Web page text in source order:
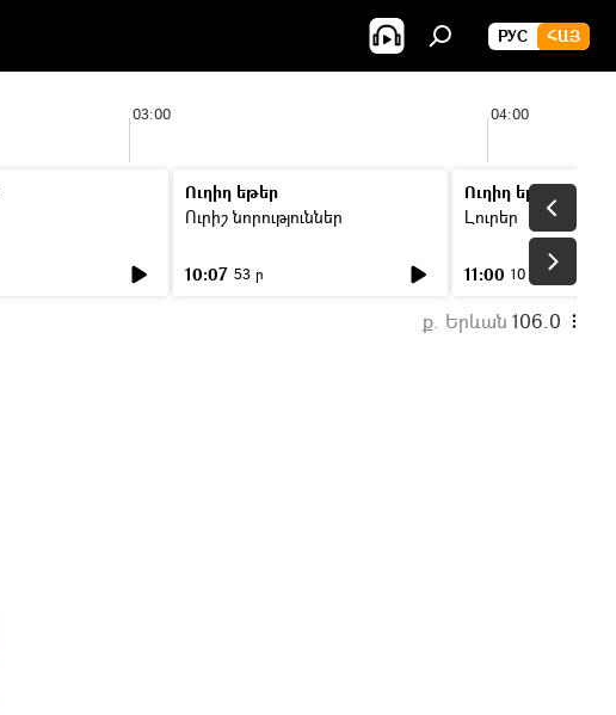
РУС ՀԱՅ
03:00 04:00
Ուղիղ եթեր
Ուրիշ նորություններ
10:07 53 ր
Ուղիղ եթեր
Լուրեր
11:00 10 ր
ք. Երևան 106.0